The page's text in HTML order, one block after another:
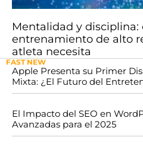
Mentalidad y disciplina:
entrenamiento de alto
atleta necesita
FAST NEW
Apple Presenta su Primer
Mixta: ¿El Futuro del
El Impacto del SEO en
Avanzadas para el 2025